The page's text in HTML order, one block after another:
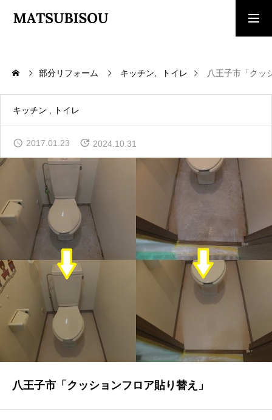
トップページ
WORKS
COMPANY
会社概要
CONTACT
お問い合わせ
NEWS
Q&A
よくあるご質問
ENTRY
部分リフォーム キッチン トイレ 八王子市「クッ
キッチン トイレ
2017.01.23 2024.10.31
八王子市「クッションフロア貼り替え」